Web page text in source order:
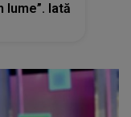
lume”. Iată